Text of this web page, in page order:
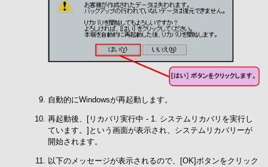
自動的にWindowsが再起動します。
再起動後、[リカバリ実行中 - 1. システムリカバリを実行し
ています。]という画面が表示され、システムリカバリーが
開始されます。
以下のメッセージが表示されるので、[OK]ボタンをクリック